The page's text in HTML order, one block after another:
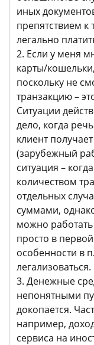
иных
препятствием
легально
2. Если у меня
карты/
поскольку не
транзакцию –
Ситуации
дело, когда
клиент
(зарубежный
ситуация –
количеством
отдельных
суммами,
можно работать
просто в
особенности в
легализоваться.
3. Денежные
непонятными
докопается.
например,
сервиса на